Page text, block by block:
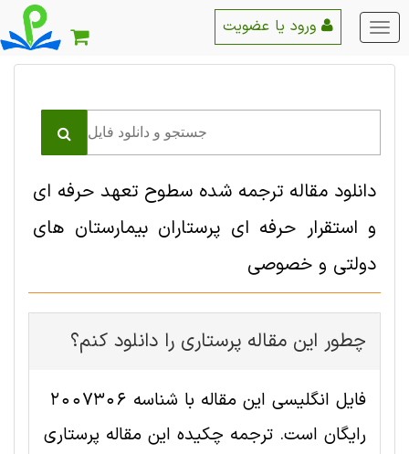
منو
اصلی
دانلود مقاله ترجمه شده سطوح تعهد حرفه ای
و استقرار حرفه ای پرستاران بیمارستان های
دولتی و خصوصی
چطور این مقاله پرستاری را دانلود کنم؟
فایل انگلیسی این مقاله با شناسه 2007306
رایگان است. ترجمه چکیده این مقاله پرستاری